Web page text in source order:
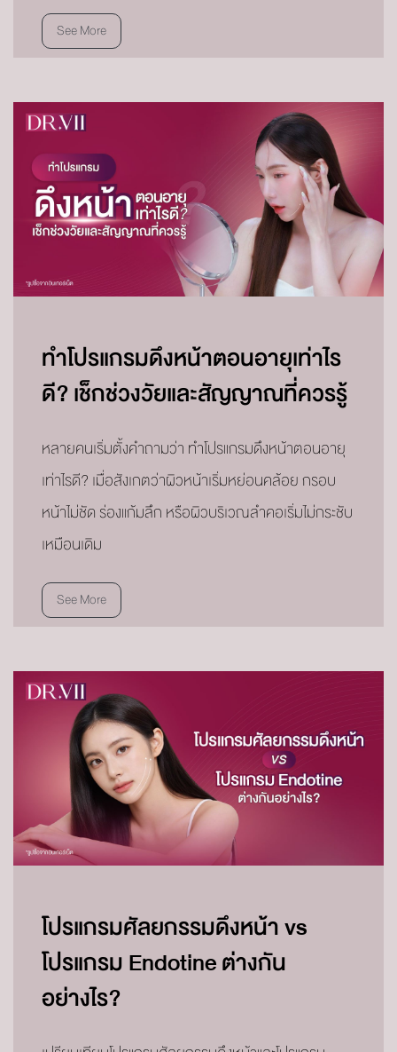
See More
ทำโปรแกรมดึงหน้าตอนอายุเท่าไร
ดี? เช็กช่วงวัยและสัญญาณที่ควรรู้
หลายคนเริ่มตั้งคำถามว่า ทำโปรแกรมดึงหน้าตอนอายุ
เท่าไรดี? เมื่อสังเกตว่าผิวหน้าเริ่มหย่อนคล้อย กรอบ
หน้าไม่ชัด ร่องแก้มลึก หรือผิวบริเวณลำคอเริ่มไม่กระชับ
เหมือนเดิม
See More
โปรแกรมศัลยกรรมดึงหน้า vs
โปรแกรม Endotine ต่างกัน
อย่างไร?